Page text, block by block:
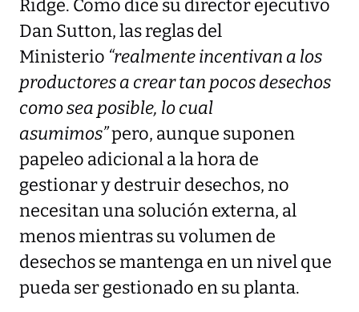
Ridge. Como dice su director ejecutivo
Dan Sutton, las reglas del
Ministerio “realmente incentivan a los
productores a crear tan pocos desechos
como sea posible, lo cual
asumimos”pero, aunque suponen
papeleo adicional a la hora de
gestionar y destruir desechos, no
necesitan una solución externa, al
menos mientras su volumen de
desechos se mantenga en un nivel que
pueda ser gestionado en su planta.